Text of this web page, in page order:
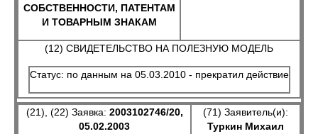
СОБСТВЕННОСТИ, ПАТЕНТАМ
И ТОВАРНЫМ ЗНАКАМ
(12) СВИДЕТЕЛЬСТВО НА ПОЛЕЗНУЮ МОДЕЛЬ
Статус: по данным на 05.03.2010 - прекратил действие
(21), (22) Заявка: 2003102746/20,
05.02.2003
(71) Заявитель(и):
Туркин Михаил